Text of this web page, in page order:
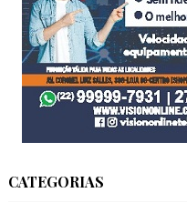
CATEGORIAS